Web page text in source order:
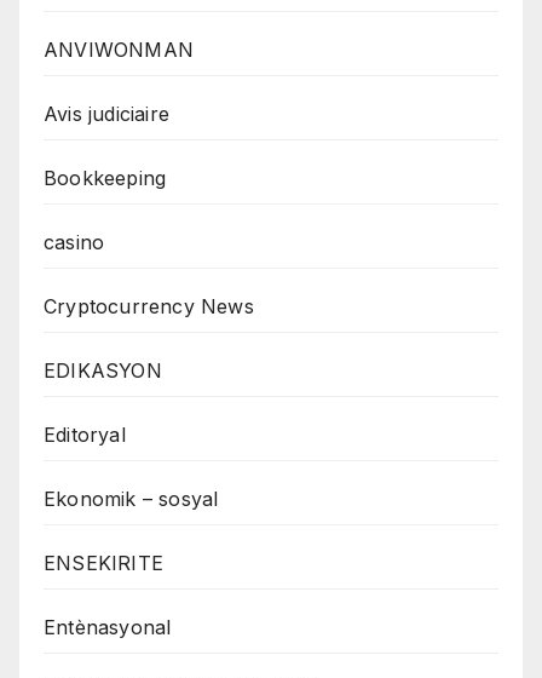
ANVIWONMAN
Avis judiciaire
Bookkeeping
casino
Cryptocurrency News
EDIKASYON
Editoryal
Ekonomik – sosyal
ENSEKIRITE
Entènasyonal